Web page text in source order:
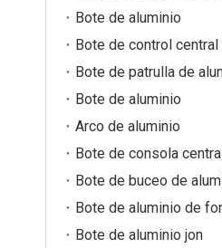
Bote de aluminio
Bote de patrulla de
Bote de aluminio
Arco de aluminio
Bote de buceo de
Bote de aluminio de
Bote de aluminio jon